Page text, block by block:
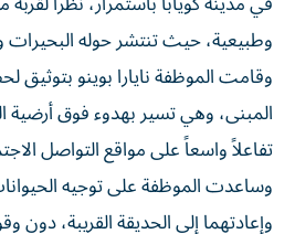
وطبيعية، حيث تنتشر حوله
وقامت الموظفة نايارا بوينو بتوثيق
المبنى، وهي تسير بهدوء فوق أرضية
تفاعلاً واسعاً على مواقع التواصل
وساعدت الموظفة على توجيه
وإعادتهما إلى الحديقة القريبة، دون